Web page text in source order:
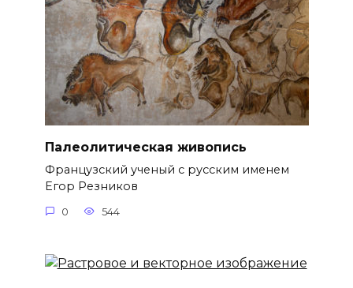
Палеолитическая живопись
Французский ученый с русским именем
Егор Резников
0 544